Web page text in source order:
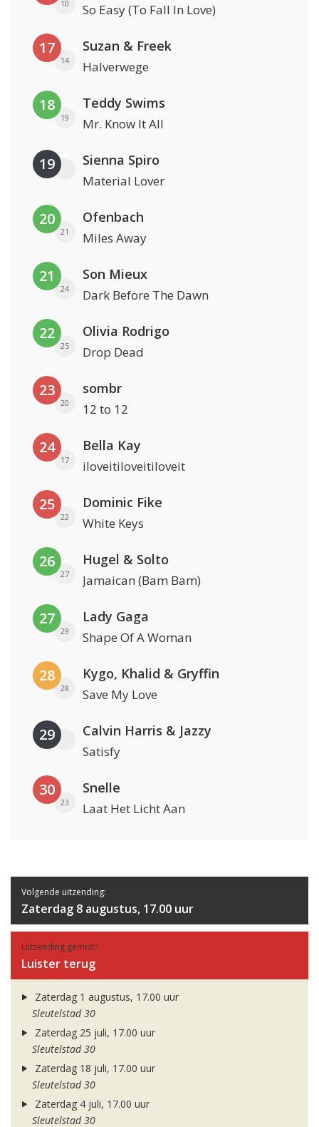
10 So Easy (To Fall In Love)
17
14
Suzan & Freek
Halverwege
18
19
Teddy Swims
Mr. Know It All
19 Sienna Spiro
Material Lover
20
21
Ofenbach
Miles Away
21
24
Son Mieux
Dark Before The Dawn
22
25
Olivia Rodrigo
Drop Dead
23
20
sombr
12 to 12
24
17
Bella Kay
iloveitiloveitiloveit
25
22
Dominic Fike
White Keys
26
27
Hugel & Solto
Jamaican (Bam Bam)
27
29
Lady Gaga
Shape Of A Woman
28
28
Kygo, Khalid & Gryffin
Save My Love
29 Calvin Harris & Jazzy
Satisfy
30
23
Snelle
Laat Het Licht Aan
Volgende uitzending:
Zaterdag 8 augustus, 17.00 uur
Uitzending gemist?
Luister terug
Zaterdag 1 augustus, 17.00 uur
Sleutelstad 30
Zaterdag 25 juli, 17.00 uur
Sleutelstad 30
Zaterdag 18 juli, 17.00 uur
Sleutelstad 30
Zaterdag 4 juli, 17.00 uur
Sleutelstad 30